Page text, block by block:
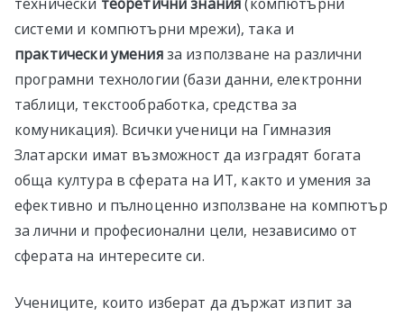
системи и компютърни мрежи), така и
практически уменияза използване на различни
програмни технологии (бази данни, електронни
таблици, текстообработка, средства за
комуникация). Всички ученици на Гимназия
Златарски имат възможност да изградят богата
обща култура в сферата на ИТ, както и умения за
ефективно и пълноценно използване на компютър
за лични и професионални цели, независимо от
сферата на интересите си.
Учениците, които изберат да държат изпит за